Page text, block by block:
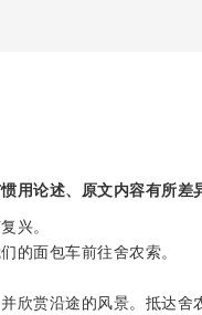
用论述、原文内容有所差
兴。
的面包车前往舍农索。
欣赏沿途的风景。抵达